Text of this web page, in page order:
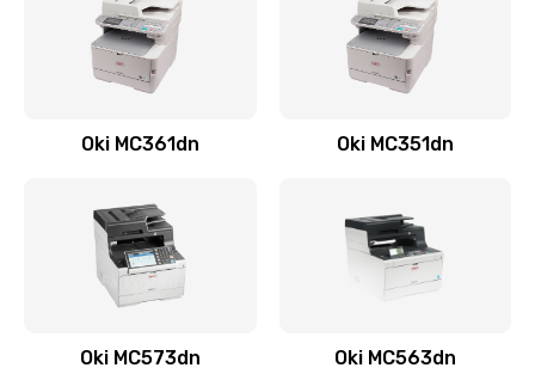
Oki MC361dn Oki MC351dn
Oki MC573dn Oki MC563dn